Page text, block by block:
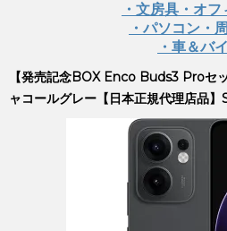
・文房具・オ
・パソコン・
・車＆バ
【発売記念BOX Enco Buds3 Proセ
ャコールグレー【日本正規代理店品